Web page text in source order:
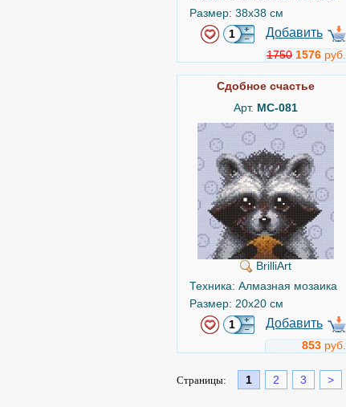
Размер: 38x38 см
Добавить
1750 1576 руб.
Сдобное счастье
Арт. MC-081
BrilliArt
Техника: Алмазная мозаика
Размер: 20x20 см
Добавить
853 руб.
Страницы: 1 2 3 >